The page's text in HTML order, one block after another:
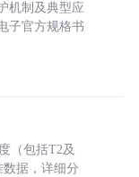
机制及典型应
子官方规格书
（包括T2及
数据，详细分